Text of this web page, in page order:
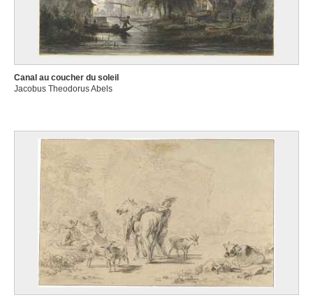
Canal au coucher du soleil
Jacobus Theodorus Abels